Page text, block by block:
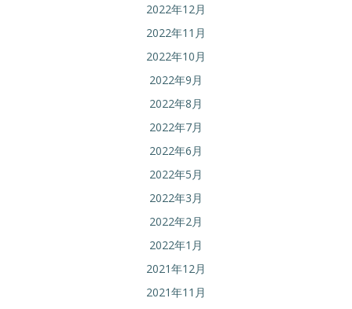
2022年12月
2022年11月
2022年10月
2022年9月
2022年8月
2022年7月
2022年6月
2022年5月
2022年3月
2022年2月
2022年1月
2021年12月
2021年11月